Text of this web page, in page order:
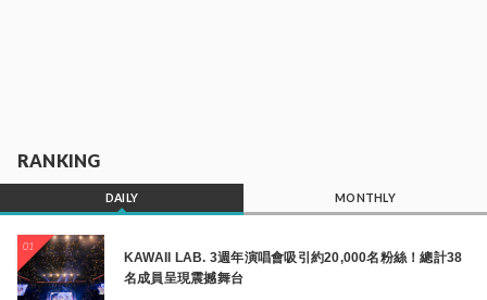
RANKING
DAILY MONTHLY
01
KAWAII LAB. 3週年演唱會吸引約20,000名粉絲！總計38
名成員呈現震撼舞台